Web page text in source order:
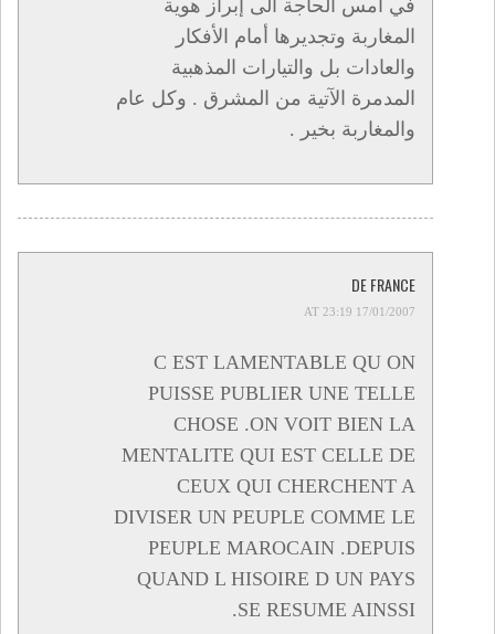
في أمس الحاجة الى إبراز هوية
المغاربة وتجديرها أمام الأفكار
والعادات بل والتيارات المذهبية
المدمرة الآتية من المشرق . وكل عام
والمغاربة بخير .
DE FRANCE
17/01/2007 AT 23:19
C EST LAMENTABLE QU ON
PUISSE PUBLIER UNE TELLE
CHOSE .ON VOIT BIEN LA
MENTALITE QUI EST CELLE DE
CEUX QUI CHERCHENT A
DIVISER UN PEUPLE COMME LE
PEUPLE MAROCAIN .DEPUIS
QUAND L HISOIRE D UN PAYS
SE RESUME AINSSI.